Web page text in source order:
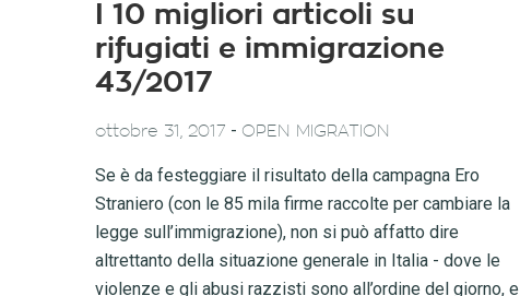
I 10 migliori articoli su
rifugiati e immigrazione
43/2017
ottobre 31, 2017 - OPEN MIGRATION
Se è da festeggiare il risultato della campagna Ero
Straniero (con le 85 mila firme raccolte per cambiare la
legge sull’immigrazione), non si può affatto dire
altrettanto della situazione generale in Italia - dove le
violenze e gli abusi razzisti sono all’ordine del giorno, e